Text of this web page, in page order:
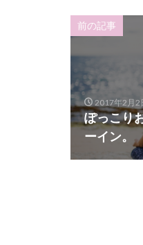
前の記事
2017年2月2
ぽっこり
ーイン。